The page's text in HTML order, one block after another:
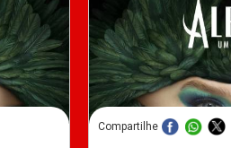
Compartilhe